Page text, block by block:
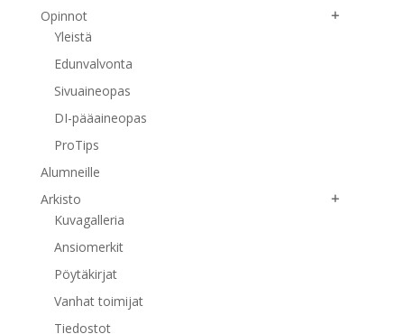
Opinnot
Yleistä
Edunvalvonta
Sivuaineopas
DI-pääaineopas
ProTips
Alumneille
Arkisto
Kuvagalleria
Ansiomerkit
Pöytäkirjat
Vanhat toimijat
Tiedostot